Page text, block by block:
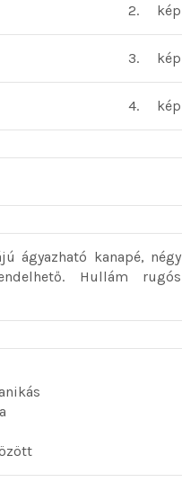
2. kép
3. kép
4. kép
ágyazható kanapé, négy
Hullám rugós